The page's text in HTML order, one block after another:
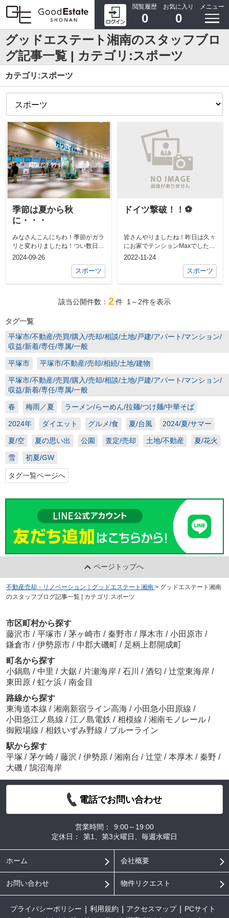
閲覧履歴
0
お気に入り
0
メニュー
グッドエステート湘南のスタッフブロ
グ記事一覧 | カテゴリ:スポーツ
カテゴリ:スポーツ
季節は夏から秋
に・・・
みなさんこんにちわ！季節がガラ
リと変わりましたね！つい数日前
までの35度前後の気温が嘘のよう
2024-09-26
スポーツ
ドイツ撃破！！⚽
皆さんやりましたね！昨日は久々
にお家でテンションMaxでした！
グッドエステート湘南柏木です。
2022-11-24
スポーツ
該当公開件数： 2件 1～2件を表示
タグ一覧
平塚市/不動産/売買/購入/売却/相談/土地/戸建/アパート/マンション/
収益/新着/専任/専属/一般
平塚市 平塚市/不動産/売却/相続/土地/建物
平塚市/不動産/売買/購入/売却/相談/土地/戸建/アパート/マンション/
収益/新着/専任/専属/一般
春 梅雨／夏 ラーメン/らーめん/拉麺/つけ麺/中華そば
2024年 ダイエット グルメ/食 夏/台風 2024/夏/サマー
夏/空 夏の思い出 公園 査定/売却 土地/不動産 夏/花火
雪 初夏/GW
タグ一覧ページへ
ページトップへ
不動産売却・リノベーション｜グッドエステート湘南 > グッドエステート湘南
のスタッフブログ記事一覧 | カテゴリ:スポーツ
市区町村から探す
藤沢市 / 平塚市 / 茅ヶ崎市 / 秦野市 / 厚木市 / 小田原市 /
鎌倉市 / 伊勢原市 / 中郡大磯町 / 足柄上郡開成町
町名から探す
小鍋島 / 中里 / 大鋸 / 片瀬海岸 / 石川 / 酒匂 / 辻堂東海岸 /
東田原 / 虹ケ浜 / 南金目
路線から探す
東海道本線 / 湘南新宿ライン高海 / 小田急小田原線 /
小田急江ノ島線 / 江ノ島電鉄 / 相模線 / 湘南モノレール /
御殿場線 / 相鉄いずみ野線 / ブルーライン
駅から探す
平塚 / 茅ケ崎 / 藤沢 / 伊勢原 / 湘南台 / 辻堂 / 本厚木 / 秦野 /
大磯 / 鵠沼海岸
電話でお問い合わせ
営業時間：
9:00～19:00
定休日：
第1、第3火曜日、毎週水曜日
ホーム 会社概要
お問い合わせ 物件リクエスト
プライバシーポリシー 利用規約 アクセスマップ
PCサイト